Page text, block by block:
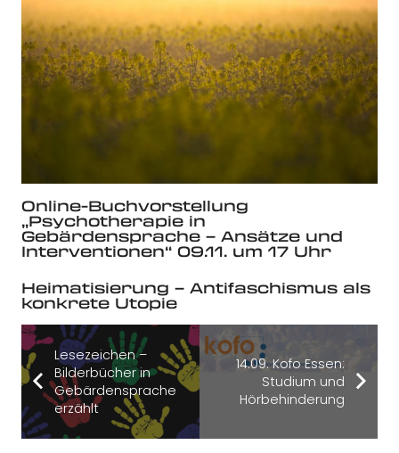
Online-Buchvorstellung
„Psychotherapie in
Gebärdensprache – Ansätze und
Interventionen“ 09.11. um 17 Uhr
Heimatisierung – Antifaschismus als
konkrete Utopie
Lesezeichen –
Bilderbücher in
Gebärdensprache
erzählt
14.09. Kofo Essen:
Studium und
Hörbehinderung